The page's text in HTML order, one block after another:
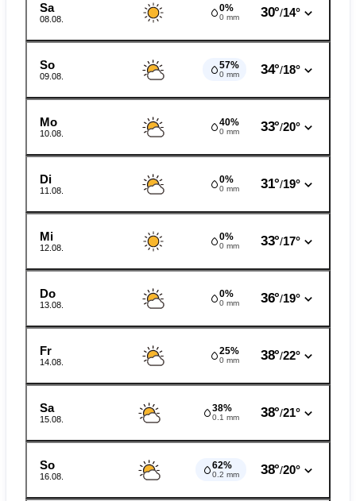
Sa
08.08.
0%
0 mm 30°/14°
So
09.08.
57%
0 mm 34°/18°
Mo
10.08.
40%
0 mm 33°/20°
Di
11.08.
0%
0 mm 31°/19°
Mi
12.08.
0%
0 mm 33°/17°
Do
13.08.
0%
0 mm 36°/19°
Fr
14.08.
25%
0 mm 38°/22°
Sa
15.08.
38%
0.1 mm 38°/21°
So
16.08.
62%
0.2 mm 38°/20°